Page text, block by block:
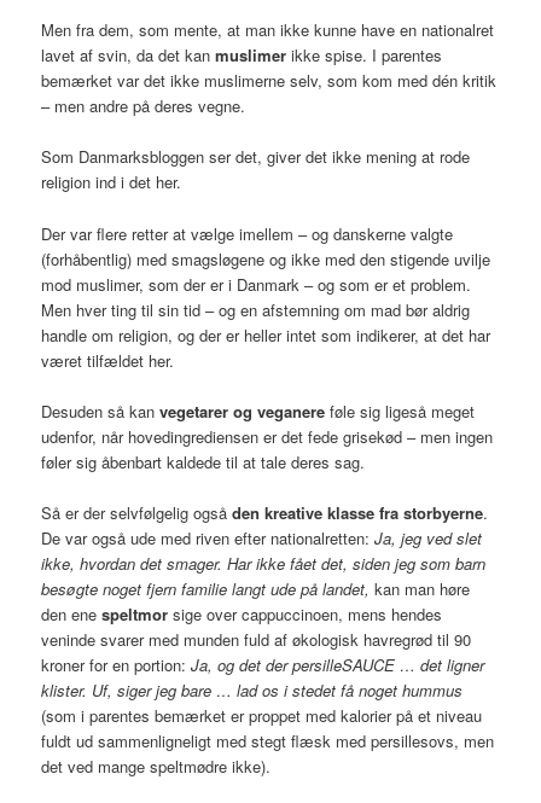
Men fra dem, som mente, at man ikke kunne have en nationalret
lavet af svin, da det kanmuslimer ikke spise. I parentes
bemærket var det ikke muslimerne selv, som kom med dén kritik
– men andre på deres vegne.
Som Danmarksbloggen ser det, giver det ikke mening at rode
religion ind i det her.
Der var flere retter at vælge imellem – og danskerne valgte
(forhåbentlig) med smagsløgene og ikke med den stigende uvilje
mod muslimer, som der er i Danmark – og som er et problem.
Men hver ting til sin tid – og en afstemning om mad bør aldrig
handle om religion, og der er heller intet som indikerer, at det har
været tilfældet her.
Desuden så kanvegetarer og veganere føle sig ligeså meget
udenfor, når hovedingrediensen er det fede grisekød – men ingen
føler sig åbenbart kaldede til at tale deres sag.
Så er der selvfølgelig ogsåden kreative klasse fra storbyerne.
De var også ude med riven efter nationalretten:Ja, jeg ved slet
ikke, hvordan det smager. Har ikke fået det, siden jeg som barn
besøgte noget fjern familie langt ude på landet, kan man høre
den enespeltmor sige over cappuccinoen, mens hendes
veninde svarer med munden fuld af økologisk havregrød til 90
kroner for en portion:Ja, og det der persilleSAUCE … det ligner
klister. Uf, siger jeg bare … lad os i stedet få noget hummus
(som i parentes bemærket er proppet med kalorier på et niveau
fuldt ud sammenligneligt med stegt flæsk med persillesovs, men
det ved mange speltmødre ikke).